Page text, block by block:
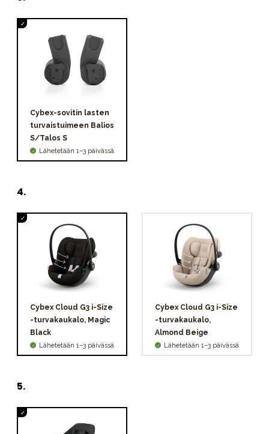
Cybex-sovitin lasten
turvaistuimeen Balios
S/Talos S
Lähetetään 1–3 päivässä
4.
Cybex Cloud G3 i-Size
-turvakaukalo, Magic
Black
Lähetetään 1–3 päivässä
Cybex Cloud G3 i-Size
-turvakaukalo,
Almond Beige
Lähetetään 1–3 päivässä
5.